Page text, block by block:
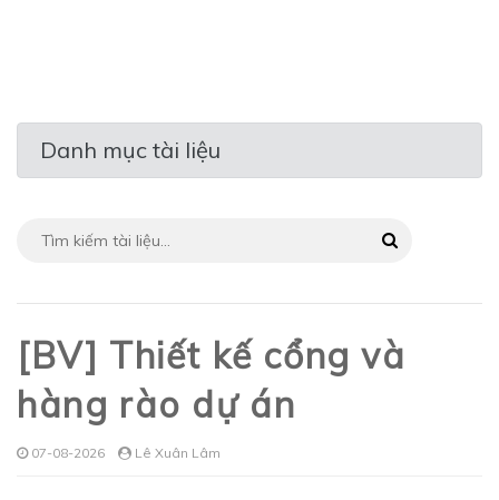
Danh mục tài liệu
[BV] Thiết kế cổng và
hàng rào dự án
07-08-2026 Lê Xuân Lâm